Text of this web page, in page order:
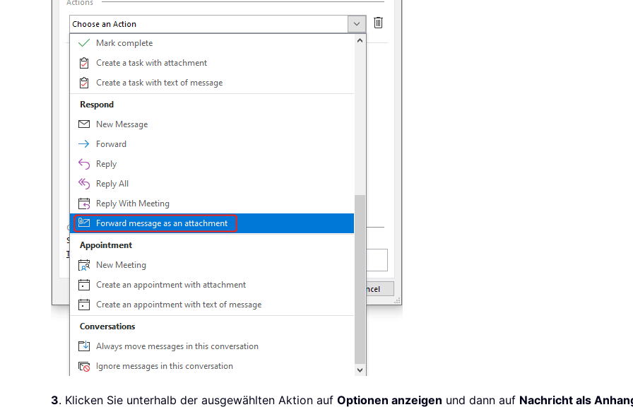
3. Klicken Sie unterhalb der ausgewählten Aktion auf Optionen anzeigen und dann auf Nachricht als